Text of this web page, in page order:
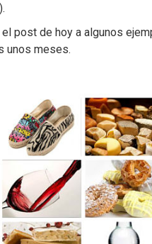
post de hoy a algunos
unos meses.